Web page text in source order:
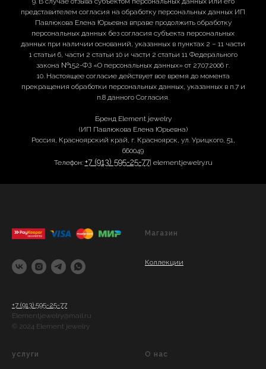
представителем согласия на обработку персональных данных ИП
Павлюкова Елена Юрьевна вправе продолжить обработку
персональных данных без согласия субъекта персональных
данных при наличии оснований, указанных в пунктах 2 – 11 части
1 статьи 6, части 2 статьи 10 и части 2 статьи 11 Федерального
закона №152-ФЗ «О персональных данных» от 27.07.2006 г.
10. Настоящее согласие действует все время до момента
прекращения обработки персональных данных, указанных в п.7 и
п.8 данного Согласия.
Бренд Element jewelry
(ИП Павлюкова Елена Юрьевна)
Россия, Красноярский край, г. Красноярск, ул. Урицкого, 51,
660049
Телефон: +7 (913) 595-25-77| elementjewelry.ru
+7 (913) 595-25-77
Elementjewelry@mail.ru
© 2024 Element jewelry
Магазин
Коллекции
услуги О нас